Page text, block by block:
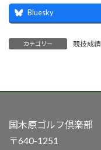
Bluesky
カテゴリー 競技成績
国木原ゴルフ倶楽部
〒640-1251